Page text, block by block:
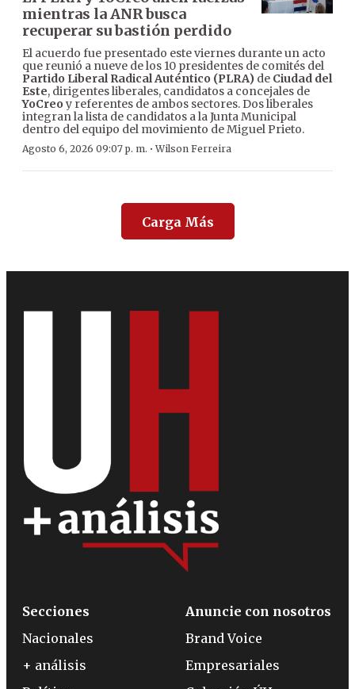
mientras la ANR busca
recuperar su bastión perdido
El acuerdo fue presentado este viernes durante un acto
que reunió a nueve de los 10 presidentes de comités del
Partido Liberal Radical Auténtico (PLRA) de Ciudad del
Este, dirigentes liberales, candidatos a concejales de
YoCreo y referentes de ambos sectores. Dos liberales
integran la lista de candidatos a la Junta Municipal
dentro del equipo del movimiento de Miguel Prieto.
Agosto 6, 2026 09:07 p. m. ·Wilson Ferreira
Carga Más
Secciones
Nacionales
+ análisis
Anuncie con nosotros
Brand Voice
Empresariales